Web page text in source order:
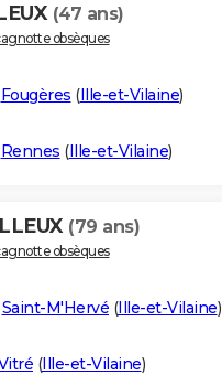
(47 ans)
obsèques
Fougères (Ille-et-Vilaine)
Rennes (Ille-et-Vilaine)
(79 ans)
obsèques
Saint-M'Hervé (Ille-et-Vilaine)
(Ille-et-Vilaine)